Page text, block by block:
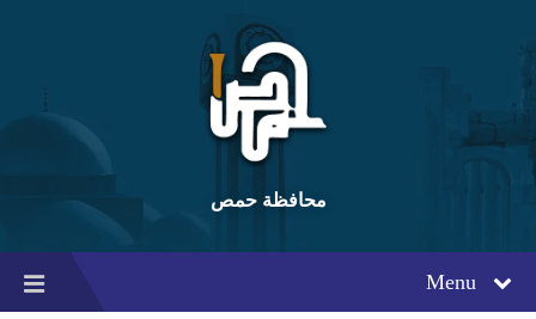
content
main
navigation
footer
محافظة حمص
Menu